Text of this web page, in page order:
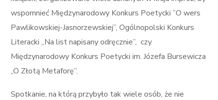
wspomnieć Międzynarodowy Konkurs Poetycki ”O wers
Pawlikowskiej-Jasnorzewskiej”, Ogólnopolski Konkurs
Literacki „Na list napisany odręcznie”, czy
Międzynarodowy Konkurs Poetycki im. Józefa Bursewicza
„O Złotą Metaforę”.
Spotkanie, na którą przybyło tak wiele osób, że nie